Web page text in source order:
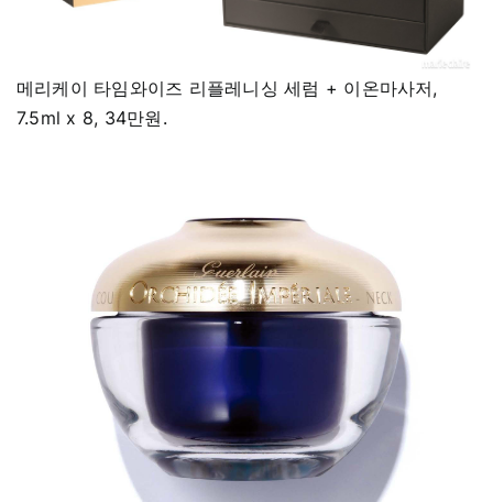
메리케이 타임와이즈 리플레니싱 세럼 + 이온마사저,
7.5ml x 8, 34만원.